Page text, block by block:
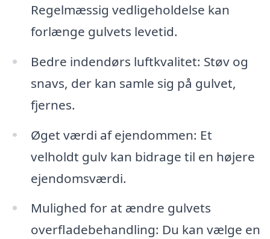
Regelmæssig vedligeholdelse kan
forlænge gulvets levetid.
Bedre indendørs luftkvalitet: Støv og
snavs, der kan samle sig på gulvet,
fjernes.
Øget værdi af ejendommen: Et
velholdt gulv kan bidrage til en højere
ejendomsværdi.
Mulighed for at ændre gulvets
overfladebehandling: Du kan vælge en